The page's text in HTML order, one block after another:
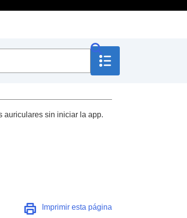
auriculares sin iniciar la app.
Imprimir esta página